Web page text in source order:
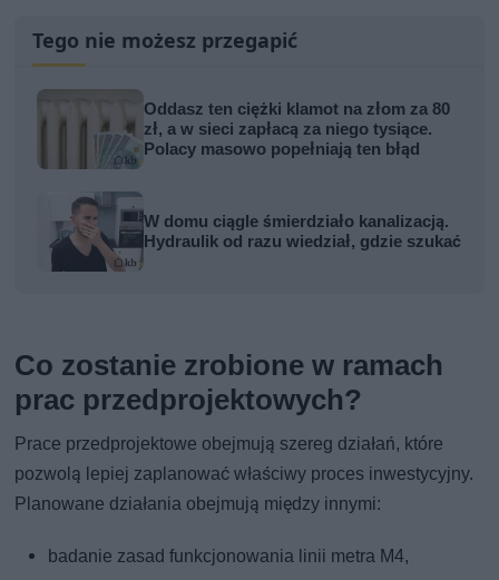
Tego nie możesz przegapić
Oddasz ten ciężki klamot na złom za 80
zł, a w sieci zapłacą za niego tysiące.
Polacy masowo popełniają ten błąd
W domu ciągle śmierdziało kanalizacją.
Hydraulik od razu wiedział, gdzie szukać
Co zostanie zrobione w ramach
prac przedprojektowych?
Prace przedprojektowe obejmują szereg działań, które
pozwolą lepiej zaplanować właściwy proces inwestycyjny.
Planowane działania obejmują między innymi:
badanie zasad funkcjonowania linii metra M4,